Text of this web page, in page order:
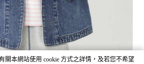
關本網站使用 cookie 方式之詳情，及若您不希望